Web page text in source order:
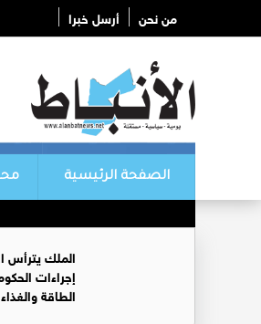
من نحن أرسل خبرا
الصفحة الرئيسية
الملك يترأس
إجراءات
الطاقة والغذاء